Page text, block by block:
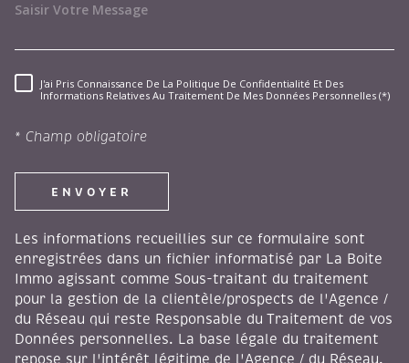
RÈGLEMENTATION
J'ai Pris Connaissance De La Politique De Confidentialité Et Des
Informations Relatives Au Traitement De Mes Données Personnelles (*)
* Champ obligatoire
ENVOYER
Les informations recueillies sur ce formulaire sont
enregistrées dans un fichier informatisé par La Boite
Immo agissant comme Sous-traitant du traitement
pour la gestion de la clientèle/prospects de l'Agence /
du Réseau qui reste Responsable du Traitement de vos
Données personnelles. La base légale du traitement
repose sur l'intérêt légitime de l'Agence / du Réseau.